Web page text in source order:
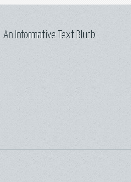
An Informative Text Blurb